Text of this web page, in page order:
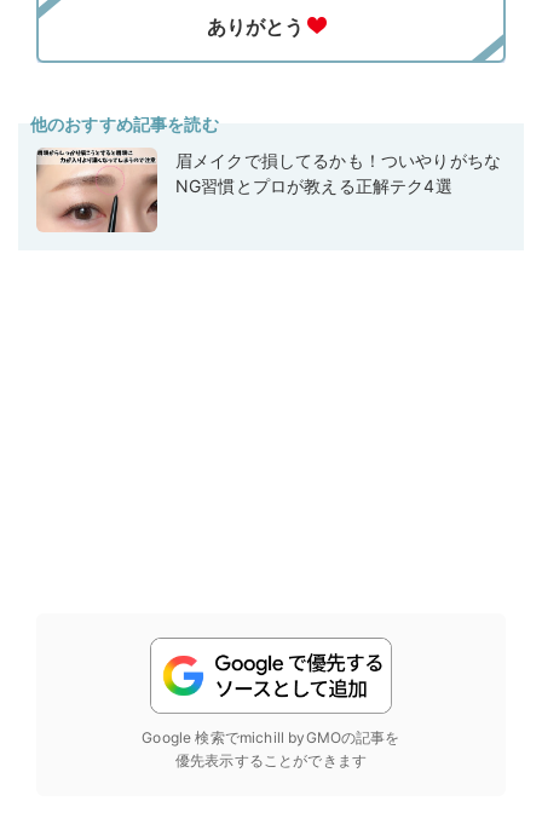
他のおすすめ記事を読む
眉メイクで損してるかも！ついやりがちな
NG習慣とプロが教える正解テク4選
Google 検索でmichill byGMOの記事を
優先表示することができます